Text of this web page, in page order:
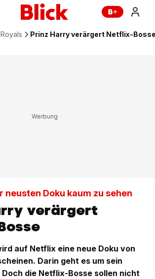
Royals Prinz Harry verärgert Netflix-
neusten Doku kaum zu sehen
verärgert
auf Netflix eine neue Doku von
Darin geht es um sein
die Netflix-Bosse sollen nicht